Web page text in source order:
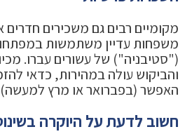
מקומיים רבים גם משכירים
משפחות עדיין משתמשות
("סטיבניה") של עשורים עברו.
והביקוש עולה במהירות, כדאי
האפשר (בפברואר או מרץ
חשוב לדעת על היוקרה